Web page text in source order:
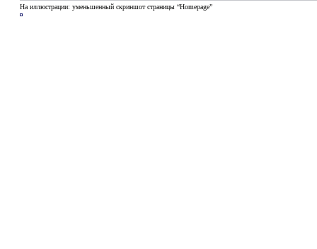
На иллюстрации: уменьшенный скриншот страницы “Homepage”